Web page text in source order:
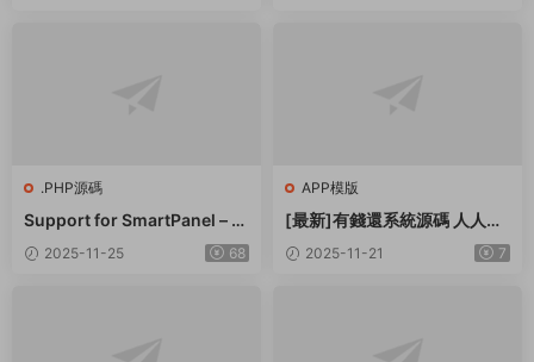
.PHP源碼
Support for SmartPanel – S
MM Panel Script
2025-11-25 68
APP模版
[最新]有錢還系統源碼 人人還
衆籌還錢模式還貸系統源碼
2025-11-21 7